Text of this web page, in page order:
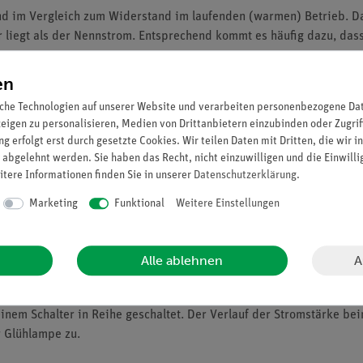
im Vergleich zum Widerstand im laufenden (warmen) Betrieb.
als der Nennstrom. Entsprechend kommt es häufig dazu,
Versuchsbeschreibung (Alltagsbezug etc.) inkl.
digitalen naturwissenschaftlichen Unterricht mit Tablets oder
der intuitiven measureAPP.
den Bausteinen nötig - übersichtlicherer und schnellerer Aufbau
Bausteine
der Ober- und reele Bauteile auf der Unterseite sichtbar
Schalter in Reihe geschaltet. Der Verlauf der Stromstärke
zu.
Technologien auf unserer Website und verarbeiten personenbezogene
zu personalisieren, Medien von Drittanbietern einzubinden oder
erfolgt erst durch gesetzte Cookies. Wir teilen Daten mit Dritten, die wir
werden. Sie haben das Recht, nicht einzuwilligen und die
Informationen finden Sie in unserer Daten­schutz­erklärung.
Marketing Funktional Weitere Einstellungen
Alle ablehnen